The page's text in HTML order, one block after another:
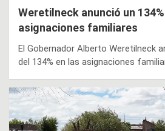
Weretilneck anunció un
asignaciones familiares
El Gobernador Alberto Weretilneck
del 134% en las asignaciones